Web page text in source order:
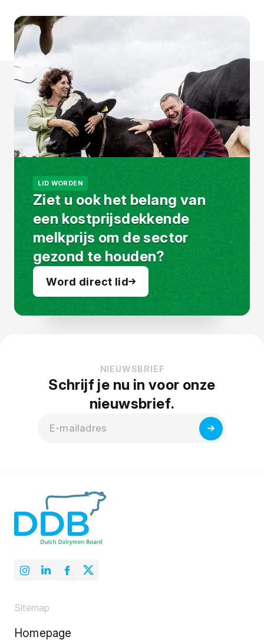
LID WORDEN
Ziet u ook het belang van
een kostprijsdekkende
melkprijs om de sector
gezond te houden?
Word direct lid
NIEUWSBRIEF
Schrijf je nu in voor onze
nieuwsbrief.
Sitemap
Homepage